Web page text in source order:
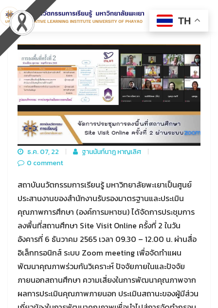
ธ.ค. 07, 22
ฐานนันท์นาฎ หาญเลิศ
0 comment
สถาบันนวัตกรรมการเรียนรู้ มหาวิทยาลัยพะเยาเป็นศูนย์
ประสานงานของสำนักงานรับรองมาตรฐานและประเมิน
คุณภาพการศึกษา (องค์การมหาชน) ได้จัดการประชุมการ
ลงพื้นที่สถานศึกษา Site Visit Online ครั้งที่ 2 ในวัน
อังคารที่ 6 ธันวาคม 2565 เวลา 09.30 – 12.00 น. ผ่านสื่อ
อิเล็กทรอนิกส์ ระบบ Zoom meeting เพื่อจัดทำแผน
พัฒนาคุณภาพร่วมกันวิเคราะห์ ปัจจัยภายในและปัจจัย
ภายนอกสถานศึกษา ความเสี่ยงในการพัฒนาคุณภาพจาก
ผลการประเมินคุณภาพภายนอก ประเมินสถานะของผู้มีส่วน
TH